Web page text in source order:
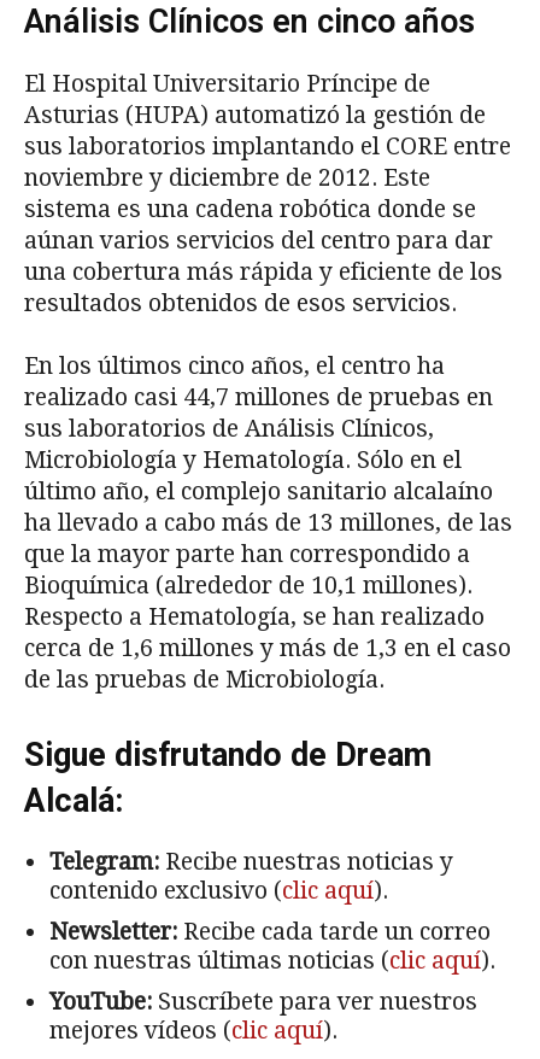
Análisis Clínicos en cinco años
El Hospital Universitario Príncipe de
Asturias (HUPA) automatizó la gestión de
sus laboratorios implantando el CORE entre
noviembre y diciembre de 2012. Este
sistema es una cadena robótica donde se
aúnan varios servicios del centro para dar
una cobertura más rápida y eficiente de los
resultados obtenidos de esos servicios.
En los últimos cinco años, el centro ha
realizado casi 44,7 millones de pruebas en
sus laboratorios de Análisis Clínicos,
Microbiología y Hematología. Sólo en el
último año, el complejo sanitario alcalaíno
ha llevado a cabo más de 13 millones, de las
que la mayor parte han correspondido a
Bioquímica (alrededor de 10,1 millones).
Respecto a Hematología, se han realizado
cerca de 1,6 millones y más de 1,3 en el caso
de las pruebas de Microbiología.
Sigue disfrutando de Dream
Alcalá:
Telegram: Recibe nuestras noticias y
contenido exclusivo (clic aquí).
Newsletter: Recibe cada tarde un correo
con nuestras últimas noticias (clic aquí).
YouTube: Suscríbete para ver nuestros
mejores vídeos (clic aquí).